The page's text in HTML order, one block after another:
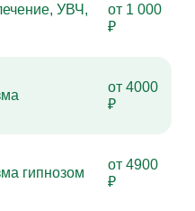
УВЧ,
от 1 000
₽
от 4000
₽
гипнозом
от 4900
₽